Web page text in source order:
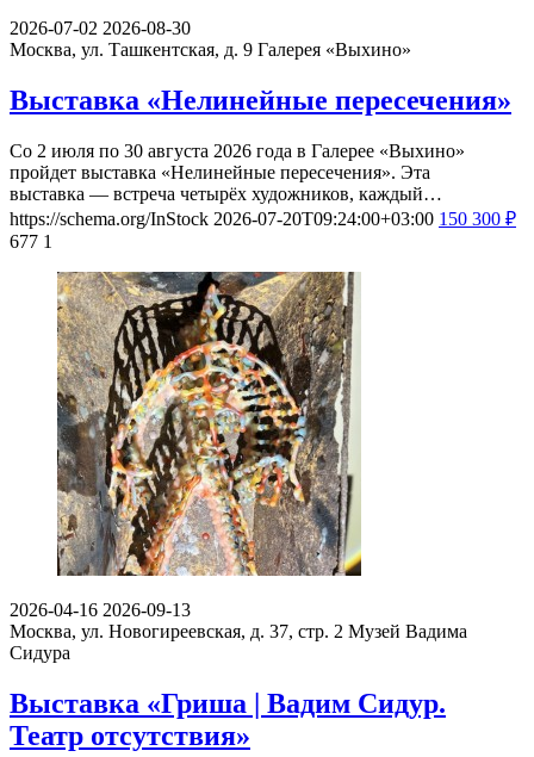
2026-07-02 2026-08-30
Москва, ул. Ташкентская, д. 9 Галерея «Выхино»
Выставка «Нелинейные пересечения»
Со 2 июля по 30 августа 2026 года в Галерее «Выхино»
пройдет выставка «Нелинейные пересечения». Эта
выставка — встреча четырёх художников, каждый…
https://schema.org/InStock 2026-07-20T09:24:00+03:00 150 300 ₽
677 1
2026-04-16 2026-09-13
Москва, ул. Новогиреевская, д. 37, стр. 2 Музей Вадима
Сидура
Выставка «Гриша | Вадим Сидур.
Театр отсутствия»